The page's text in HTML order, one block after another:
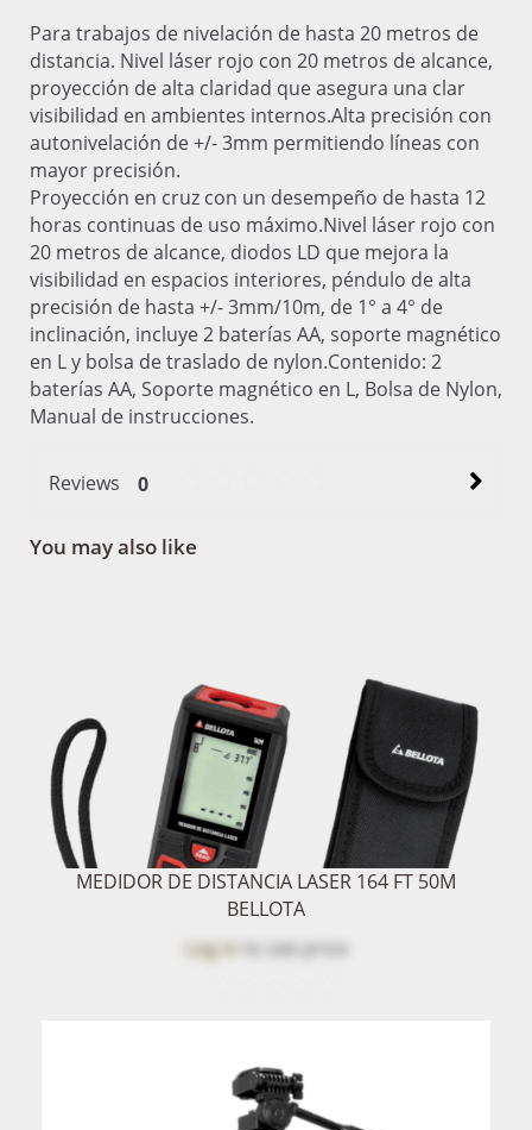
Para trabajos de nivelación de hasta 20 metros de
distancia. Nivel láser rojo con 20 metros de alcance,
proyección de alta claridad que asegura una clar
visibilidad en ambientes internos.Alta precisión con
autonivelación de +/- 3mm permitiendo líneas con
mayor precisión.
Proyección en cruz con un desempeño de hasta 12
horas continuas de uso máximo.Nivel láser rojo con
20 metros de alcance, diodos LD que mejora la
visibilidad en espacios interiores, péndulo de alta
precisión de hasta +/- 3mm/10m, de 1° a 4° de
inclinación, incluye 2 baterías AA, soporte magnético
en L y bolsa de traslado de nylon.Contenido: 2
baterías AA, Soporte magnético en L, Bolsa de Nylon,
Manual de instrucciones.
Reviews 0
You may also like
MEDIDOR DE DISTANCIA LASER 164 FT 50M
BELLOTA
Log into see price